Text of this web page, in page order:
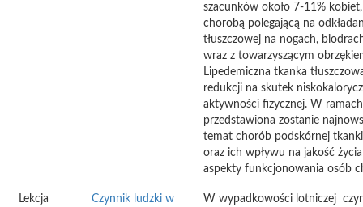
szacunków około 7-11%
chorobą polegającą na
tłuszczowej na nogach,
wraz z towarzyszącym
Lipedemiczna tkanka
redukcji na skutek
aktywności fizycznej. W
przedstawiona zostanie
temat chorób podskórnej tkanki
oraz ich wpływu na jakość
aspekty funkcjonowania osób
Lekcja
Czynnik ludzki w
W wypadkowości lotniczej